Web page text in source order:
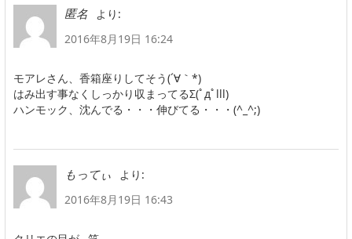
匿名
より:
2016年8月19日 16:24
モアレさん、香箱座りしてそう(´∀｀*)
はみ出す事なくしっかり収まってるΣ(ﾟдﾟlll)
ハンモック、沈んでる・・・伸びてる・・・(^_^;)
もってぃ
より:
2016年8月19日 16:43